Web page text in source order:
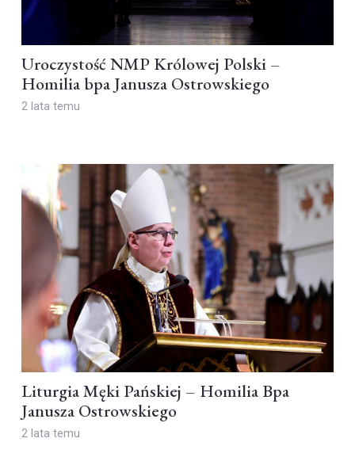
Uroczystość NMP Królowej Polski –
Homilia bpa Janusza Ostrowskiego
2 lata temu
Liturgia Męki Pańskiej – Homilia Bpa
Janusza Ostrowskiego
2 lata temu